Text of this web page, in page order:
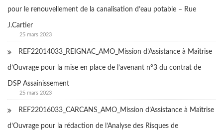
pour le renouvellement de la canalisation d’eau potable – Rue
J.Cartier
25 mars 2023
REF22014033_REIGNAC_AMO_Mission d’Assistance à Maîtrise
d’Ouvrage pour la mise en place de l’avenant n°3 du contrat de
DSP Assainissement
25 mars 2023
REF22016033_CARCANS_AMO_Mission d’Assistance à Maîtrise
d’Ouvrage pour la rédaction de l’Analyse des Risques de